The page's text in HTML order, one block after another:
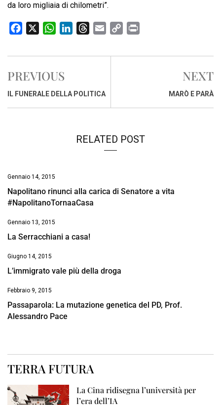
da loro migliaia di chilometri”.
c
b
o
W
a
s
A
n
d
r
d
a
p
i
PREVIOUS
IL FUNERALE DELLA POLITICA
NEXT
MARÒ E PARÀ
RELATED POST
Gennaio 14, 2015
Napolitano rinunci alla carica di Senatore a vita
#NapolitanoTornaaCasa
Gennaio 13, 2015
La Serracchiani a casa!
Giugno 14, 2015
L’immigrato vale più della droga
Febbraio 9, 2015
Passaparola: La mutazione genetica del PD, Prof.
Alessandro Pace
TERRA FUTURA
La Cina ridisegna l’università per
l’era dell’IA